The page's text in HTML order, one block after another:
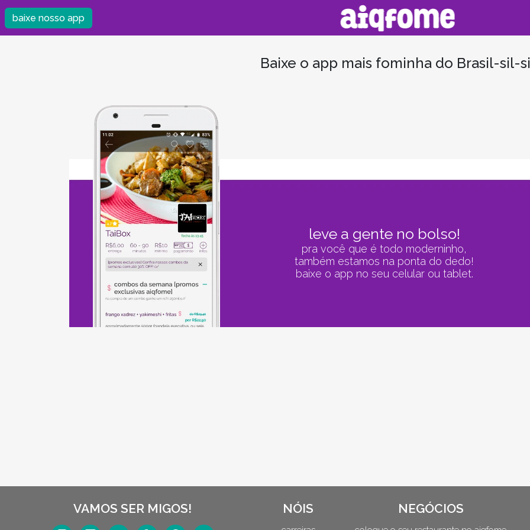
baixe nosso app
Ainda não tem o aiqfome no seu celular?
Baixe o app mais fominha do Brasil-sil-
leve a gente no bolso!
pra você que é todo moderninho,
também estamos na ponta do dedo!
baixe o app no seu celular ou tablet.
VAMOS SER MIGOS! NÓIS NEGÓCIOS